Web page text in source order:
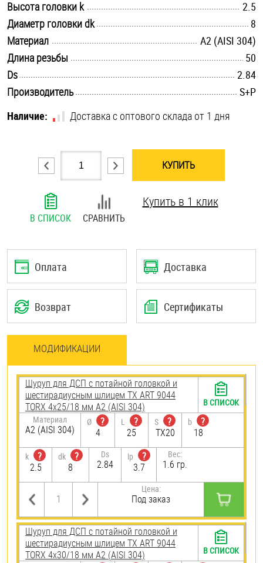
Шпильки
Шплинты
Штифты и пальцы
Высота головки k
2.5
Диаметр головки dk
8
Материал
А2 (AISI 304)
Длина резьбы
50
Ds
2.84
Производитель
S+P
Наличие:
Доставка с оптового склада от 1 дня
КУПИТЬ
В СПИСОК СРАВНИТЬ
Купить в 1 клик
Оплата Доставка
Возврат Сертификаты
МОДИФИКАЦИИ
Шуруп для ДСП с потайной головкой и
шестирадиусным шлицем TX ART 9044
TORX 4х25/18 мм А2 (AISI 304)
Материал
А2 (AISI 304)
Ø
?
4
L
?
25
S
?
TX20
b
?
18
k
?
2.5
dk
?
8
Ds
2.84
lp
?
3.7
Вес:
1.6 гр.
Цена:
Под заказ
В СПИСОК
Шуруп для ДСП с потайной головкой и
шестирадиусным шлицем TX ART 9044
TORX 4х30/18 мм А2 (AISI 304)
В СПИСОК